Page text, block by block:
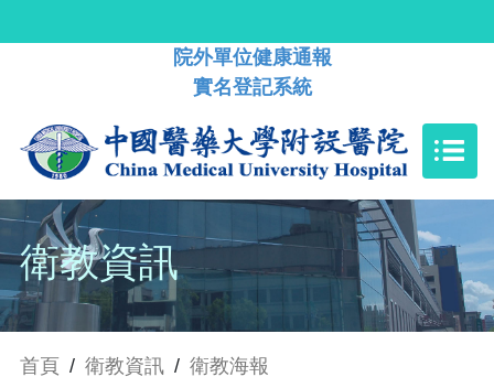
院外單位健康通報
實名登記系統
衛教資訊
首頁 / 衛教資訊 / 衛教海報